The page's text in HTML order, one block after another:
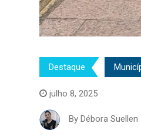
Destaque
julho 8, 2025
By Débora Suellen